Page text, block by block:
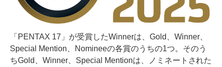
「PENTAX 17」が受賞したWinnerは、Gold、Winner、
Special Mention、Nomineeの各賞のうちの1つ。そのう
ちGold、Winner、Special Mentionは、ノミネートされた